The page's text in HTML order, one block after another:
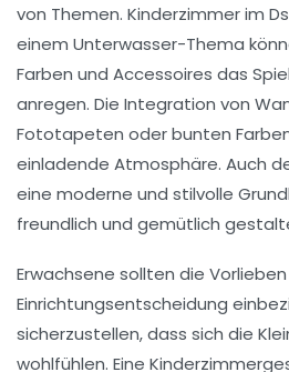
von Themen. Kinderzimmer im
einem Unterwasser-Thema
Farben und Accessoires das
anregen. Die Integration von
Fototapeten oder bunten
einladende Atmosphäre. Auch
eine moderne und stilvolle
freundlich und gemütlich
Erwachsene sollten die
Einrichtungsentscheidung
sicherzustellen, dass sich die
wohlfühlen. Eine